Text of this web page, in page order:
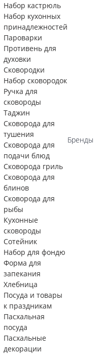
Набор кастрюль
Набор кухонных
принадлежностей
Пароварки
Противень для
духовки
Сковородки
Набор сковородок
Ручка для
сковороды
Таджин
Сковорода для
тушения
Сковорода для
подачи блюд
Сковорода гриль
Сковорода для
блинов
Сковорода для
рыбы
Кухонные
сковороды
Сотейник
Набор для фондю
Форма для
запекания
Хлебница
Посуда и товары
к праздникам
Пасхальная
посуда
Пасхальные
декорации
Бренды